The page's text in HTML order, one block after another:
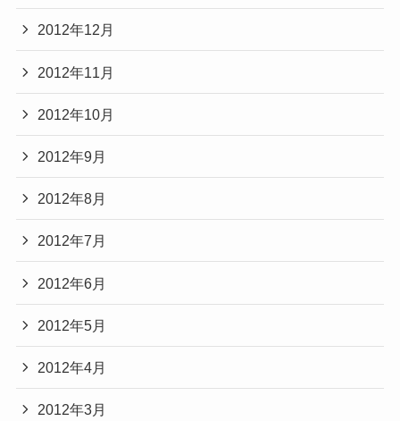
2012年12月
2012年11月
2012年10月
2012年9月
2012年8月
2012年7月
2012年6月
2012年5月
2012年4月
2012年3月